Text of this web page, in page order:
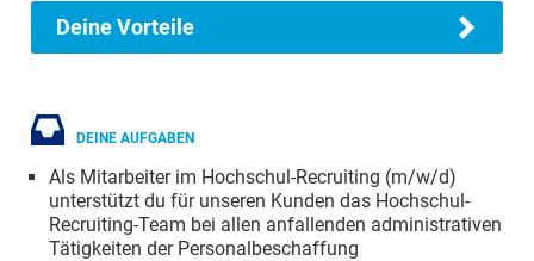
Deine Vorteile
DEINE AUFGABEN
Als Mitarbeiter im Hochschul-Recruiting (m/w/d)
unterstützt du für unseren Kunden das Hochschul-
Recruiting-Team bei allen anfallenden administrativen
Tätigkeiten der Personalbeschaffung